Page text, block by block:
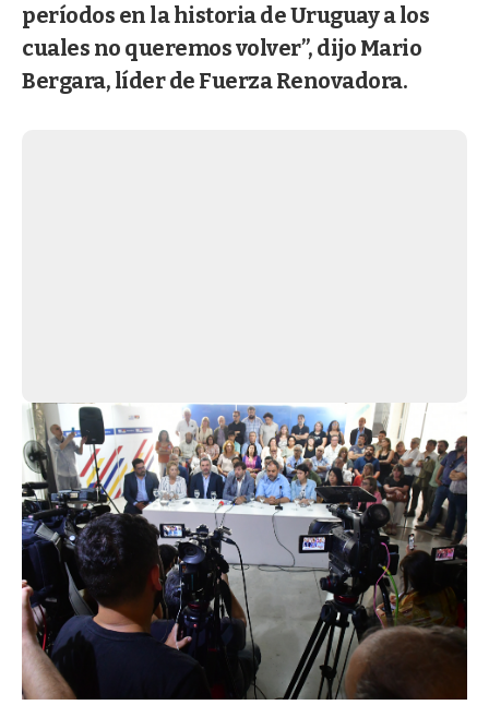
períodos en la historia de Uruguay a los
cuales no queremos volver”, dijo Mario
Bergara, líder de Fuerza Renovadora.